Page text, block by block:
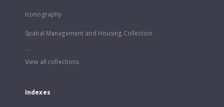
Iconography
Spatial Management and Housing Collection
...
View all collections
Indexes